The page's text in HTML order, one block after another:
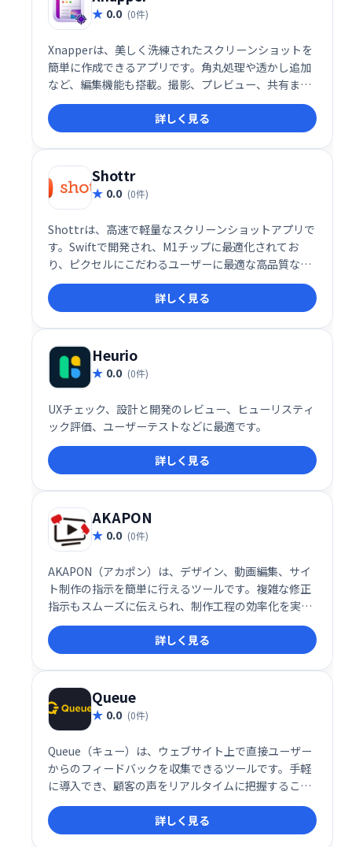
0.0 (0件)
Xnapperは、美しく洗練されたスクリーンショットを
簡単に作成できるアプリです。角丸処理や透かし追加
など、編集機能も搭載。撮影、プレビュー、共有まで
ワンステップで完了します。より魅力的なスクリーン
ショットで、SNSやブログを彩りましょう！
詳しく見る
Shottr
0.0 (0件)
Shottrは、高速で軽量なスクリーンショットアプリで
す。Swiftで開発され、M1チップに最適化されてお
り、ピクセルにこだわるユーザーに最適な高品質なス
クリーンショットを簡単に撮影できます。現在、完全
無料でご利用いただけます。
詳しく見る
Heurio
0.0 (0件)
UXチェック、設計と開発のレビュー、ヒューリスティ
ック評価、ユーザーテストなどに最適です。
詳しく見る
AKAPON
0.0 (0件)
AKAPON（アカポン）は、デザイン、動画編集、サイ
ト制作の指示を簡単に行えるツールです。複雑な修正
指示もスムーズに伝えられ、制作工程の効率化を実現
します。面倒なやり取りを簡素化し、よりスムーズな
制作ワークフローを構築できます。
詳しく見る
Queue
0.0 (0件)
Queue（キュー）は、ウェブサイト上で直接ユーザー
からのフィードバックを収集できるツールです。手軽
に導入でき、顧客の声をリアルタイムに把握すること
で、サービス向上に役立ちます。ユーザーエクスペリ
エンスの改善や、より良いウェブサイト作りを目指し
たい方におすすめです。
詳しく見る